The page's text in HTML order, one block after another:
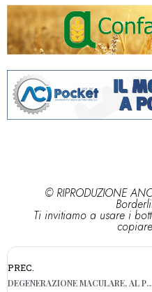
© RIPRODUZIONE
Ti invitiamo a usare i
PREC.
DEGENERAZIONE MACULARE, AL